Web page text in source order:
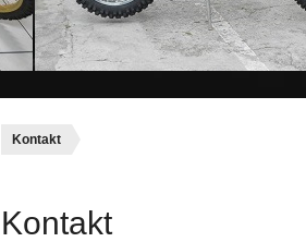
Kontakt
Kontakt